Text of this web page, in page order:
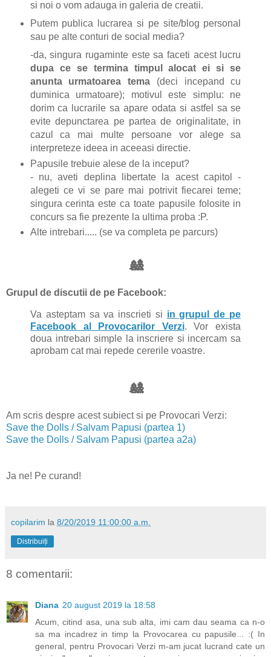
si noi o vom adauga in galeria de creatii.
Putem publica lucrarea si pe site/blog personal
sau pe alte conturi de social media?
-da, singura rugaminte este sa faceti acest lucru
dupa ce se termina timpul alocat ei si se
anunta urmatoarea tema (deci incepand cu
duminica urmatoare); motivul este simplu: ne
dorim ca lucrarile sa apare odata si astfel sa se
evite depunctarea pe partea de originalitate, in
cazul ca mai multe persoane vor alege sa
interpreteze ideea in aceeasi directie.
Papusile trebuie alese de la inceput?
- nu, aveti deplina libertate la acest capitol -
alegeti ce vi se pare mai potrivit fiecarei teme;
singura cerinta este ca toate papusile folosite in
concurs sa fie prezente la ultima proba :P.
Alte intrebari..... (se va completa pe parcurs)
🎎
Grupul de discutii de pe Facebook:
Va asteptam sa va inscrieti si in grupul de pe
Facebook al Provocarilor Verzi. Vor exista
doua intrebari simple la inscriere si incercam sa
aprobam cat mai repede cererile voastre.
🎎
Am scris despre acest subiect si pe Provocari Verzi:
Save the Dolls / Salvam Papusi (partea 1)
Save the Dolls / Salvam Papusi (partea a2a)
Ja ne! Pe curand!
copilarim la 8/20/2019 11:00:00 a.m.
Distribuiți
8 comentarii:
Diana 20 august 2019 la 18:58
Acum, citind asa, una sub alta, imi cam dau seama ca n-o
sa ma incadrez in timp la Provocarea cu papusile... :( In
general, pentru Provocari Verzi m-am jucat lucrand cate un